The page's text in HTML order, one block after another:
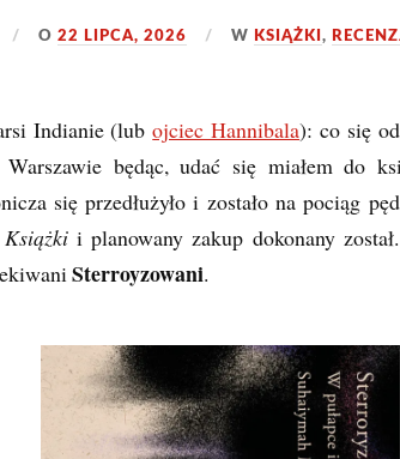
O22 LIPCA, 2026 W KSIĄŻKI,
Indianie (lubojciec Hannibala): co się
będąc, udać się miałem do
się przedłużyło i zostało na pociąg
i planowany zakup dokonany
Sterroyzowani.